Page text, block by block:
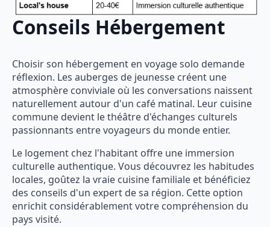
Conseils Hébergement
Choisir son hébergement en voyage solo demande
réflexion. Les auberges de jeunesse créent une
atmosphère conviviale où les conversations naissent
naturellement autour d'un café matinal. Leur cuisine
commune devient le théâtre d'échanges culturels
passionnants entre voyageurs du monde entier.
Le logement chez l'habitant offre une immersion
culturelle authentique. Vous découvrez les habitudes
locales, goûtez la vraie cuisine familiale et bénéficiez
des conseils d'un expert de sa région. Cette option
enrichit considérablement votre compréhension du
pays visité.